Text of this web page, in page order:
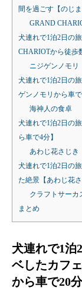
間を過ごす【のじ
GRAND
犬連れで1泊2日の
CHARIOTから徒歩
ニジゲンノモリ
犬連れで1泊2日の
ゲンノモリから車で
海神人の食卓
犬連れで1泊2日の
ら車で4分】
あわじ花さじき
犬連れで1泊2日の
た絶景【あわじ花
クラフトサーカ
まとめ
犬連れで1
ベしたカフ
から車で20分